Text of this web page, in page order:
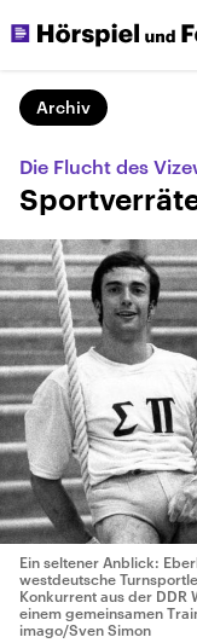
Archiv
Die Flucht des
Ein seltener Anblick:
westdeutsche
Konkurrent aus der DDR
einem gemeinsamen
imago/Sven Simon